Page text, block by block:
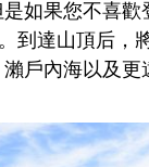
如果您不喜
到達山頂后，
戶內海以及更